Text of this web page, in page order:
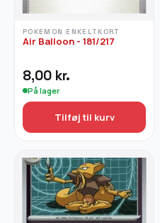
POKEMON ENKELTKORT
Air Balloon - 181/217
8,00 kr.
På lager
Tilføj til kurv